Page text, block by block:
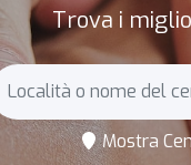
Trova i
Mostra